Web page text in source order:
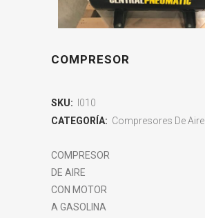
COMPRESOR
SKU:
I010
CATEGORÍA: Compresores De Aire
COMPRESOR
DE AIRE
CON MOTOR
A GASOLINA